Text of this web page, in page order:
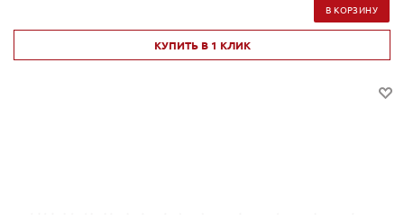
В КОРЗИНУ
КУПИТЬ В 1 КЛИК